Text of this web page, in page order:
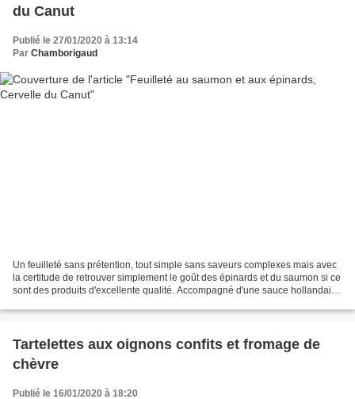
du Canut
Publié le 27/01/2020 à 13:14
Par Chamborigaud
Un feuilleté sans prétention, tout simple sans saveurs complexes mais avec
la certitude de retrouver simplement le goût des épinards et du saumon si ce
sont des produits d'excellente qualité. Accompagné d'une sauce hollandaise
Tartelettes aux oignons confits et fromage de
chèvre
Publié le 16/01/2020 à 18:20